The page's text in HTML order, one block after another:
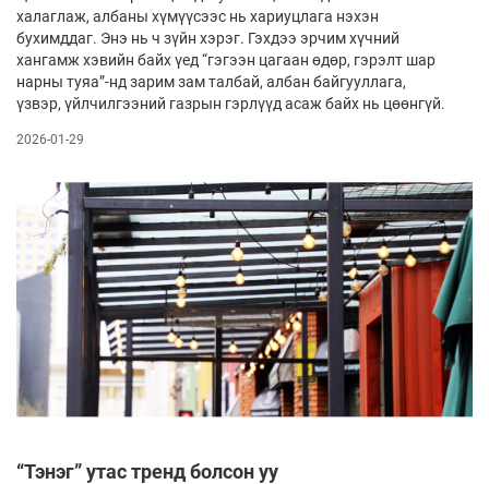
халаглаж, албаны хүмүүсээс нь хариуцлага нэхэн
бухимддаг. Энэ нь ч зүйн хэрэг. Гэхдээ эрчим хүчний
хангамж хэвийн байх үед “гэгээн цагаан өдөр, гэрэлт шар
нарны туяа”-нд зарим зам талбай, албан байгууллага,
үзвэр, үйлчилгээний газрын гэрлүүд асаж байх нь цөөнгүй.
2026-01-29
“Тэнэг” утас тренд болсон уу